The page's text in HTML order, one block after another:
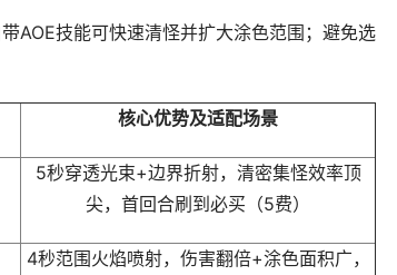
AOE技能可快速清怪并扩大涂色范围；避免选
核心优势及适配场景
5秒穿透光束+边界折射，清密集怪效率顶
尖，首回合刷到必买（5费）
4秒范围火焰喷射，伤害翻倍+涂色面积广，